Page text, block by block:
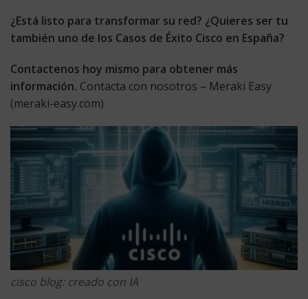
¿Está listo para transformar su red? ¿Quieres ser tu
también uno de los Casos de Éxito Cisco en España?
Contactenos hoy mismo para obtener más
información. Contacta con nosotros – Meraki Easy
(meraki-easy.com)
cisco blog: creado con IA